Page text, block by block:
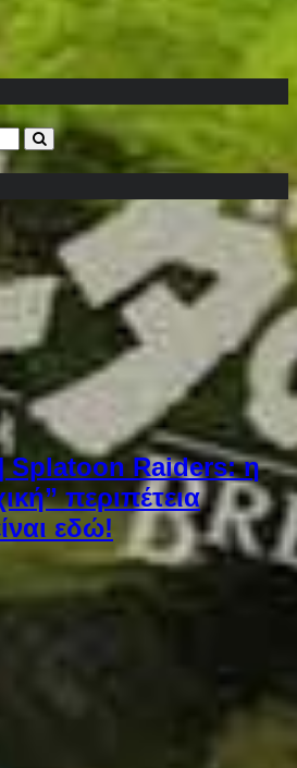
Splatoon Raiders: η
περιπέτεια
εδώ!